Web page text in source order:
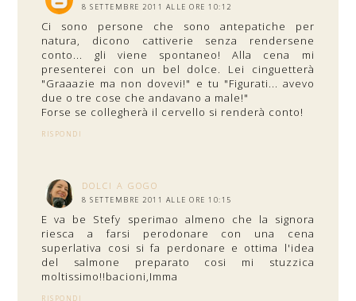
8 SETTEMBRE 2011 ALLE ORE 10:12
Ci sono persone che sono antepatiche per
natura, dicono cattiverie senza rendersene
conto... gli viene spontaneo! Alla cena mi
presenterei con un bel dolce. Lei cinguetterà
"Graaazie ma non dovevi!" e tu "Figurati... avevo
due o tre cose che andavano a male!"
Forse se collegherà il cervello si renderà conto!
RISPONDI
DOLCI A GOGO
8 SETTEMBRE 2011 ALLE ORE 10:15
E va be Stefy sperimao almeno che la signora
riesca a farsi perodonare con una cena
superlativa cosi si fa perdonare e ottima l'idea
del salmone preparato cosi mi stuzzica
moltissimo!!bacioni,Imma
RISPONDI